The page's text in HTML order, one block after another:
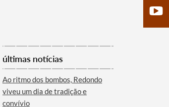
últimas notícias
Ao ritmo dos bombos, Redondo
viveu um dia de tradição e
convívio